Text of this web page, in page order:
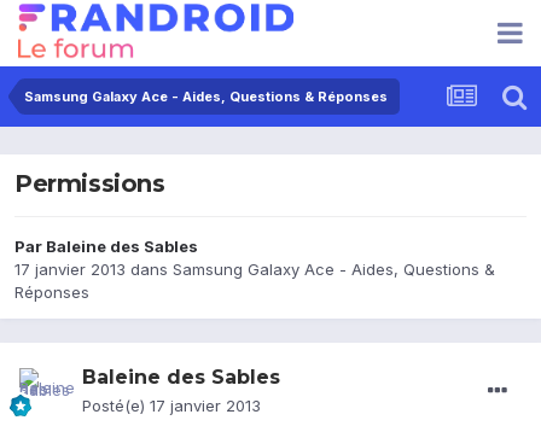
Samsung Galaxy Ace - Aides, Questions & Réponses
Permissions
Par Baleine des Sables
17 janvier 2013 dans Samsung Galaxy Ace - Aides, Questions &
Réponses
Baleine des Sables
Posté(e) 17 janvier 2013